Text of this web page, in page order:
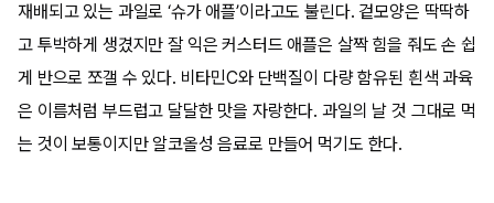
재배되고 있는 과일로 ‘슈가 애플’이라고도 불린다. 겉모양은 딱딱하
고 투박하게 생겼지만 잘 익은 커스터드 애플은 살짝 힘을 줘도 손 쉽
게 반으로 쪼갤 수 있다. 비타민C와 단백질이 다량 함유된 흰색 과육
은 이름처럼 부드럽고 달달한 맛을 자랑한다. 과일의 날 것 그대로 먹
는 것이 보통이지만 알코올성 음료로 만들어 먹기도 한다.